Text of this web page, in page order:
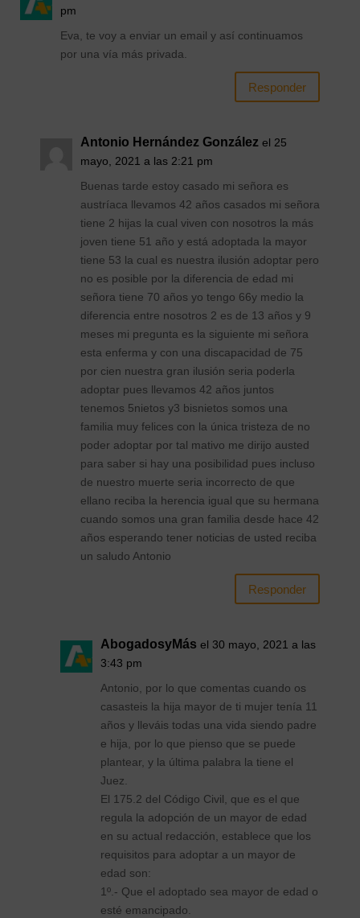
pm
Eva, te voy a enviar un email y así continuamos
por una vía más privada.
Responder
Antonio Hernández González el 25
mayo, 2021 a las 2:21 pm
Buenas tarde estoy casado mi señora es
austríaca llevamos 42 años casados mi señora
tiene 2 hijas la cual viven con nosotros la más
joven tiene 51 año y está adoptada la mayor
tiene 53 la cual es nuestra ilusión adoptar pero
no es posible por la diferencia de edad mi
señora tiene 70 años yo tengo 66y medio la
diferencia entre nosotros 2 es de 13 años y 9
meses mi pregunta es la siguiente mi señora
esta enferma y con una discapacidad de 75
por cien nuestra gran ilusión seria poderla
adoptar pues llevamos 42 años juntos
tenemos 5nietos y3 bisnietos somos una
familia muy felices con la única tristeza de no
poder adoptar por tal mativo me dirijo austed
para saber si hay una posibilidad pues incluso
de nuestro muerte seria incorrecto de que
ellano reciba la herencia igual que su hermana
cuando somos una gran familia desde hace 42
años esperando tener noticias de usted reciba
un saludo Antonio
Responder
AbogadosyMás el 30 mayo, 2021 a las
3:43 pm
Antonio, por lo que comentas cuando os
casasteis la hija mayor de ti mujer tenía 11
años y lleváis todas una vida siendo padre
e hija, por lo que pienso que se puede
plantear, y la última palabra la tiene el
Juez.
El 175.2 del Código Civil, que es el que
regula la adopción de un mayor de edad
en su actual redacción, establece que los
requisitos para adoptar a un mayor de
edad son:
1º.- Que el adoptado sea mayor de edad o
esté emancipado.